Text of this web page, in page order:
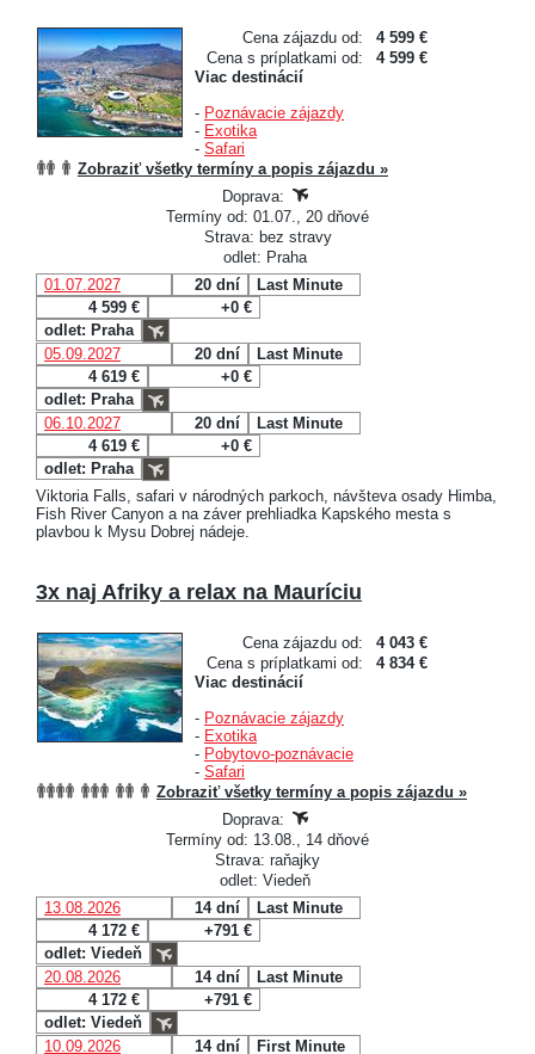
Cena zájazdu od:
4 599 €
Cena s príplatkami od:
4 599 €
Viac destinácií
- Poznávacie zájazdy
- Exotika
- Safari
Zobraziť všetky termíny a popis zájazdu »
Doprava:
Termíny od: 01.07., 20 dňové
Strava: bez stravy
odlet: Praha
01.07.2027
20 dní
Last Minute
4 599 €
+0 €
odlet: Praha
05.09.2027
20 dní
Last Minute
4 619 €
+0 €
odlet: Praha
06.10.2027
20 dní
Last Minute
4 619 €
+0 €
odlet: Praha
Viktoria Falls, safari v národných parkoch, návšteva osady Himba,
Fish River Canyon a na záver prehliadka Kapského mesta s
plavbou k Mysu Dobrej nádeje.
3x naj Afriky a relax na Mauríciu
Cena zájazdu od:
4 043 €
Cena s príplatkami od:
4 834 €
Viac destinácií
- Poznávacie zájazdy
- Exotika
- Pobytovo-poznávacie
- Safari
Zobraziť všetky termíny a popis zájazdu »
Doprava:
Termíny od: 13.08., 14 dňové
Strava: raňajky
odlet: Viedeň
13.08.2026
14 dní
Last Minute
4 172 €
+791 €
odlet: Viedeň
20.08.2026
14 dní
Last Minute
4 172 €
+791 €
odlet: Viedeň
10.09.2026
14 dní First Minute